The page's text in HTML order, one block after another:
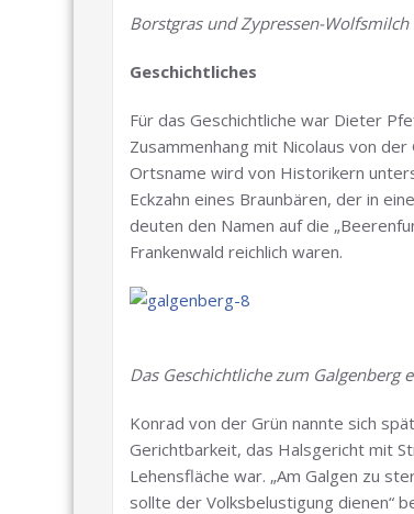
Borstgras und Zypressen-
Geschichtliches
Für das Geschichtliche war Dieter
Zusammenhang mit Nicolaus von
Ortsname wird von Historikern
Eckzahn eines Braunbären, der in
deuten den Namen auf die
Frankenwald reichlich waren.
Das Geschichtliche zum Galgenberg
Konrad von der Grün nannte sich
Gerichtbarkeit, das Halsgericht mit
Lehensfläche war. „Am Galgen zu
sollte der Volksbelustigung dienen“